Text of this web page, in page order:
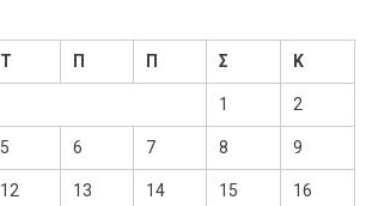
Τ Π Π Σ Κ
1 2
5 6 7 8 9
12 13 14 15 16